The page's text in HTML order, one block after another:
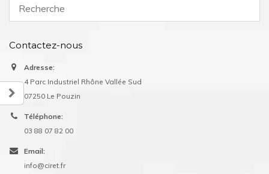
Contactez-nous
Adresse:
4 Parc Industriel Rhône Vallée Sud
07250 Le Pouzin
Téléphone:
03 88 07 82 00
Email:
info@ciret.fr